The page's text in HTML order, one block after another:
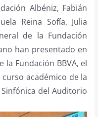
Albéniz, Fabián
Reina Sofía, Julia
de la Fundación
han presentado en
la Fundación BBVA, el
académico de la
Sinfónica del Auditorio